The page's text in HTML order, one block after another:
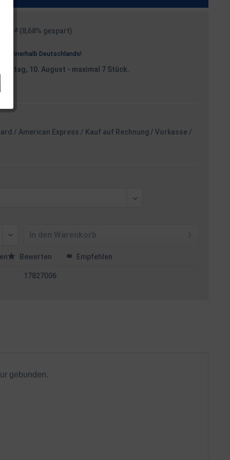
€ * (8,68% gespart)
innerhalb Deutschlands!
Montag, 10. August - maximal 7 Stück.
/ American Express / Kauf auf Rechnung / Vorkasse /
Bewerten Empfehlen
17827006
gebunden.